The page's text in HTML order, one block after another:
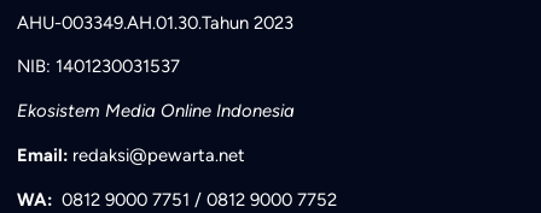
AHU-003349.AH.01.30.Tahun 2023
NIB: 1401230031537
Ekosistem Media Online Indonesia
Email: redaksi@pewarta.net
WA: 0812 9000 7751 / 0812 9000 7752